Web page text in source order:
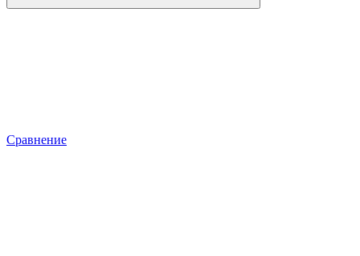
Сравнение